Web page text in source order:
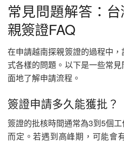
常見問題解答：
親簽證FAQ
在申請越南探親簽證的過程中
式各樣的問題。以下是一些常
面地了解申請流程。
簽證申請多久能獲批？
簽證的批核時間通常為3到5個
而定。若遇到高峰期，可能會